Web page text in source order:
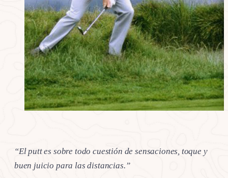
“El putt es sobre todo cuestión de sensaciones, toque y
buen juicio para las distancias.”